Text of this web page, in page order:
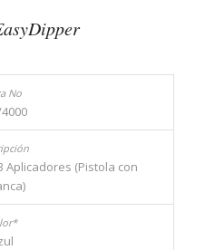
Aplicadores (Pistola con